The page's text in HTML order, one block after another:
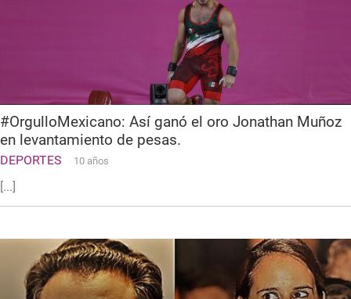
#OrgulloMexicano: Así ganó el oro Jonathan Muñoz
en levantamiento de pesas.
DEPORTES 10 años
[...]